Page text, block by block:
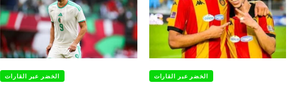
الخضر عبر القارات الخضر عبر القارات